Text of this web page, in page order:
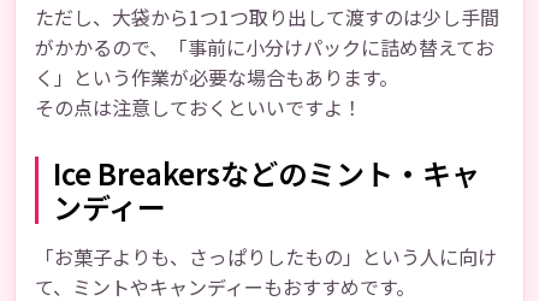
ただし、大袋から1つ1つ取り出して渡すのは少し手間
がかかるので、「事前に小分けパックに詰め替えてお
く」という作業が必要な場合もあります。
その点は注意しておくといいですよ！
Ice Breakersなどのミント・キャ
ンディー
「お菓子よりも、さっぱりしたもの」という人に向け
て、ミントやキャンディーもおすすめです。